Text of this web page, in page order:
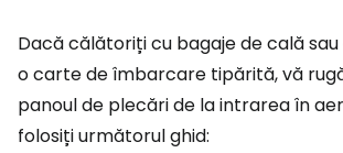
Dacă călătoriți cu bagaje de cală
o carte de îmbarcare tipărită, vă
panoul de plecări de la intrarea în
folosiți următorul ghid: